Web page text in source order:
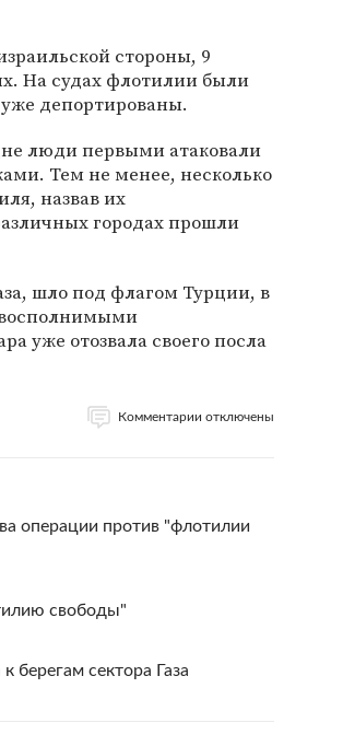
стороны, 9
На судах флотилии были
депортированы.
люди первыми атаковали
Тем не менее, несколько
назвав их
городах прошли
шло под флагом Турции, в
уже отозвала своего посла
Комментарии отключены
операции против "флотилии
свободы"
берегам сектора Газа